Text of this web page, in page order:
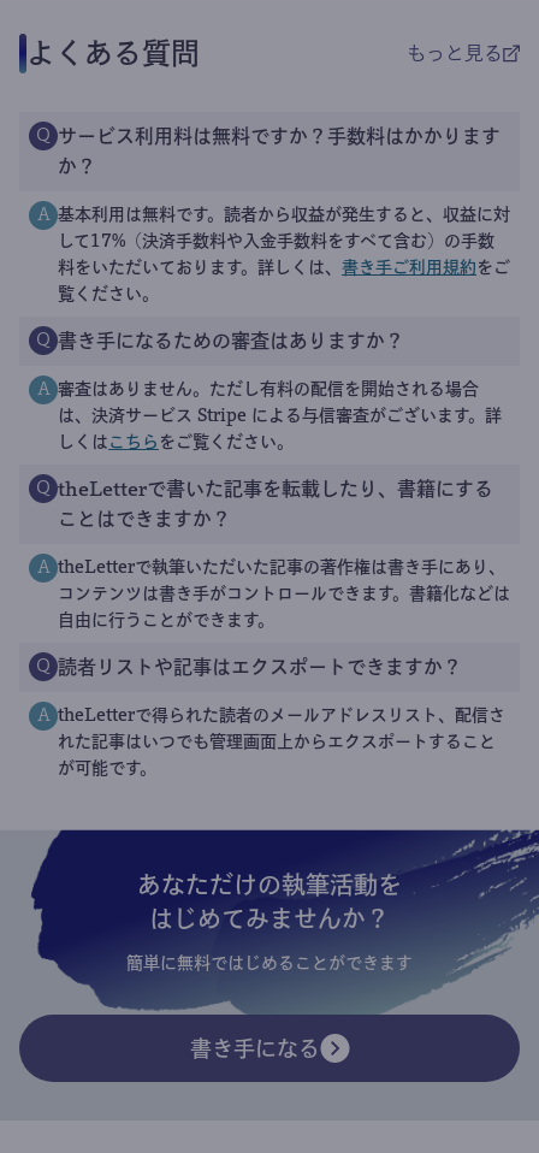
よくある質問 もっと見る
Q サービス利用料は無料ですか？手数料はかかります
か？
A 基本利用は無料です。読者から収益が発生すると、収益に対
して17%（決済手数料や入金手数料をすべて含む）の手数
料をいただいております。詳しくは、 書き手ご利用規約 をご
覧ください。
Q 書き手になるための審査はありますか？
A 審査はありません。ただし有料の配信を開始される場合
は、決済サービス Stripe による与信審査がございます。詳
しくは こちら をご覧ください。
Q theLetterで書いた記事を転載したり、書籍にする
ことはできますか？
A theLetterで執筆いただいた記事の著作権は書き手にあり、
コンテンツは書き手がコントロールできます。書籍化などは
自由に行うことができます。
Q 読者リストや記事はエクスポートできますか？
A theLetterで得られた読者のメールアドレスリスト、配信さ
れた記事はいつでも管理画面上からエクスポートすること
が可能です。
あなただけの執筆活動を
はじめてみませんか？
簡単に無料ではじめることができます
書き手になる